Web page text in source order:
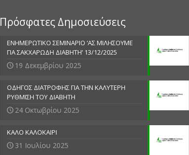
Πρόσφατες Δημοσιεύσεις
ΕΝΗΜΕΡΩΤΙΚΟ ΣΕΜΙΝΑΡΙΟ ‘ΑΣ ΜΙΛΗΣΟΥΜΕ
ΓΙΑ ΣΑΚΧΑΡΩΔΗ ΔΙΑΒΗΤΗ’ 13/12/2025
19 Δεκεμβρίου 2025
ΟΔΗΓΟΣ ΔΙΑΤΡΟΦΗΣ ΓΙΑ ΤΗΝ ΚΑΛΥΤΕΡΗ
ΡΥΘΜΙΣΗ ΤΟΥ ΔΙΑΒΗΤΗ
24 Οκτωβρίου 2025
ΚΑΛΟ ΚΑΛΟΚΑΙΡΙ
31 Ιουλίου 2025